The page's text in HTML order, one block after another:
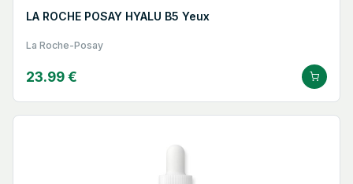
LA ROCHE POSAY HYALU B5 Yeux
La Roche-Posay
23.99 €